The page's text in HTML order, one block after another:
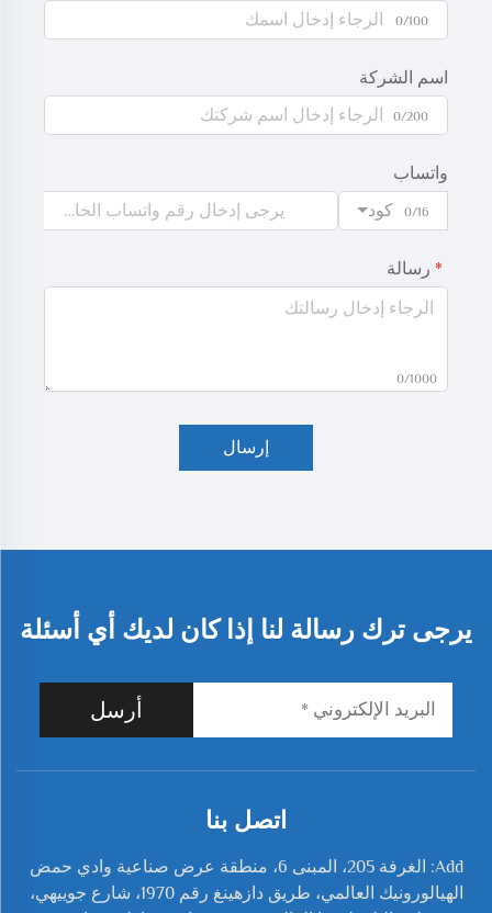
0/100
اسم الشركة
0/200
واتساب
كود
0/16
رسالة
0/1000
إرسال
يرجى ترك رسالة لنا إذا كان لديك أي أسئلة
أرسل
اتصل بنا
Add: الغرفة 205، المبنى 6، منطقة عرض صناعية وادي حمض
الهيالورونيك العالمي، طريق دازهينغ رقم 1970، شارع جوييهي،